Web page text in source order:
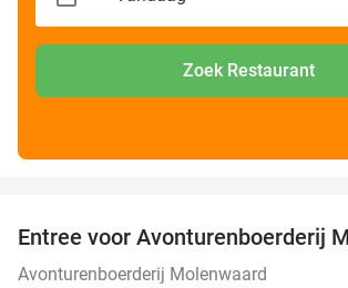
Zoek Restaurant
Entree voor Avonturenboerderij
Avonturenboerderij Molenwaard